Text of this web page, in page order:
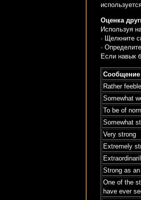
Оценка
Используя
· Щелкните
·
Если навык
Rather feeble
Somewhat
To be of
Somewhat
Very strong
Extremely
Strong as
One of the
have ever